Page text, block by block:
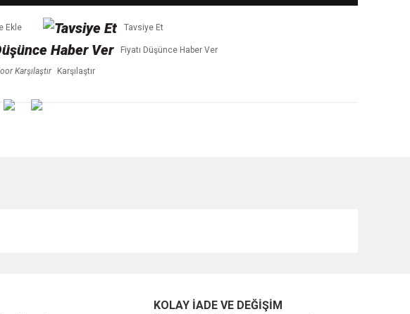
Tavsiye Et
Fiyatı Düşünce Haber Ver
Karşılaştır
KOLAY İADE VE DEĞİŞİM